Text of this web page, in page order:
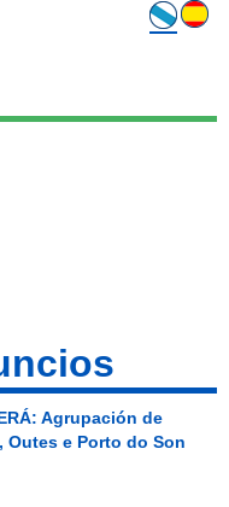
Agrupación de
Outes e Porto do Son